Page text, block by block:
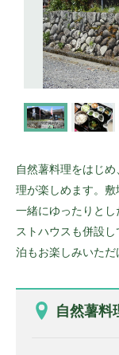
自然薯料理をはじ
理が楽しめます。
一緒にゆったりと
ストハウスも併設
泊もお楽しみいただ
自然薯料